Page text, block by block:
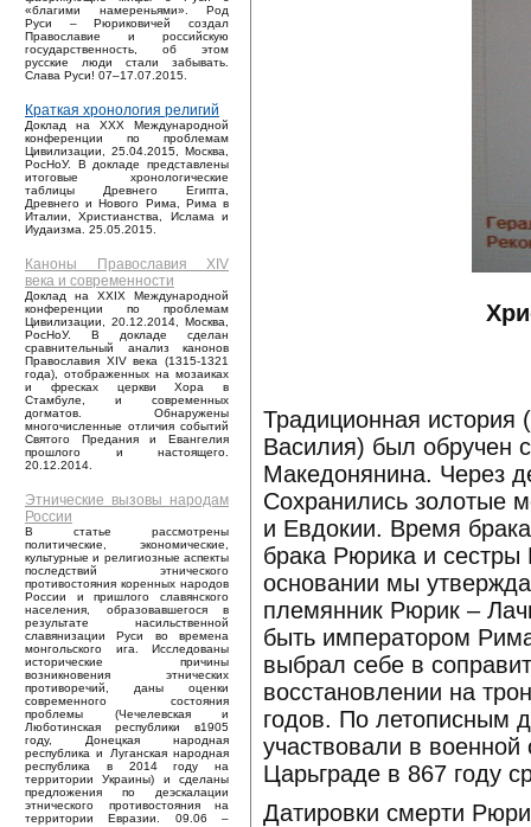
«благими намереньями». Род
Руси – Рюриковичей создал
Православие и российскую
государственность, об этом
русские люди стали забывать.
Слава Руси! 07–17.07.2015.
Краткая хронология религий
Доклад на XXX Международной
конференции по проблемам
Цивилизации, 25.04.2015, Москва,
РосНоУ. В докладе представлены
итоговые хронологические
таблицы Древнего Египта,
Древнего и Нового Рима, Рима в
Италии, Христианства, Ислама и
Иудаизма. 25.05.2015.
Каноны Православия XIV
века и современности
Доклад на XXIX Международной
конференции по проблемам
Цивилизации, 20.12.2014, Москва,
РосНоУ. В докладе сделан
сравнительный анализ канонов
Православия XIV века (1315-1321
года), отображенных на мозаиках
и фресках церкви Хора в
Стамбуле, и современных
догматов. Обнаружены
многочисленные отличия событий
Святого Предания и Евангелия
прошлого и настоящего.
20.12.2014.
Этнические вызовы народам
России
В статье рассмотрены
политические, экономические,
культурные и религиозные аспекты
последствий этнического
противостояния коренных народов
России и пришлого славянского
населения, образовавшегося в
результате насильственной
славянизации Руси во времена
монгольского ига. Исследованы
исторические причины
возникновения этнических
противоречий, даны оценки
современного состояния
проблемы (Чечелевская и
Люботинская республики в1905
году, Донецкая народная
республика и Луганская народная
республика в 2014 году на
территории Украины) и сделаны
предложения по деэскалации
этнического противостояния на
территории Евразии. 09.06 –
Традиционная история
Василия) был обручен
Македонянина. Через
Сохранились золотые
и Евдокии. Время
брака Рюрика и
основании мы
племянник Рюрик –
быть императором
выбрал себе в
восстановлении на
годов. По летописным
участвовали в
Царьграде в 867 году
Датировки смерти